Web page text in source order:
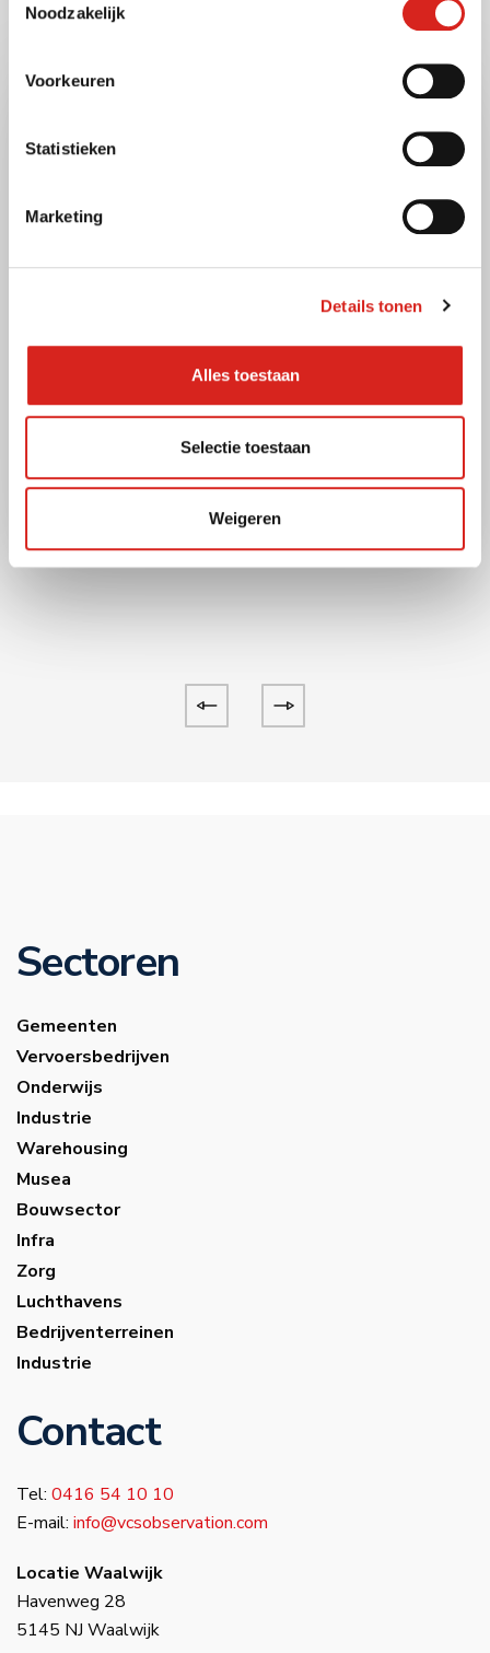
Noodzakelijk
Voorkeuren
Statistieken
Marketing
Details tonen
Alles toestaan
Selectie toestaan
Weigeren
7 oktober 2025 Publieke ruimte
Slim cameratoezicht in de
publieke ruimte
Sectoren
Gemeenten
Vervoersbedrijven
Onderwijs
Industrie
Warehousing
Musea
Bouwsector
Infra
Zorg
Luchthavens
Bedrijventerreinen
Industrie
Contact
Tel: 0416 54 10 10
E-mail: info@vcsobservation.com
Locatie Waalwijk
Havenweg 28
5145 NJ Waalwijk